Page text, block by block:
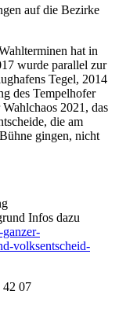
auf die Bezirke
hat in
wurde parallel zur
Tegel, 2014
des Tempelhofer
2021, das
die am
gingen, nicht
Infos dazu
ganzer-
volksentscheid-
42 07